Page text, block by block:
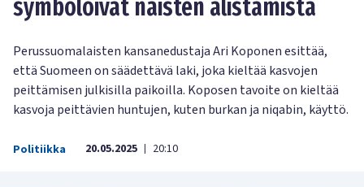
symboloivat naisten alistamista
Perussuomalaisten kansanedustaja Ari Koponen esittää,
että Suomeen on säädettävä laki, joka kieltää kasvojen
peittämisen julkisilla paikoilla. Koposen tavoite on kieltää
kasvoja peittävien huntujen, kuten burkan ja niqabin, käyttö.
Politiikka 20.05.2025 | 20:10